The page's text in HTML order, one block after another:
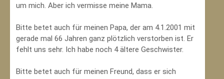
um mich. Aber ich vermisse meine Mama.
Bitte betet auch für meinen Papa, der am 4.1.2001 mit
gerade mal 66 Jahren ganz plötzlich verstorben ist. Er
fehlt uns sehr. Ich habe noch 4 ältere Geschwister.
Bitte betet auch für meinen Freund, dass er sich